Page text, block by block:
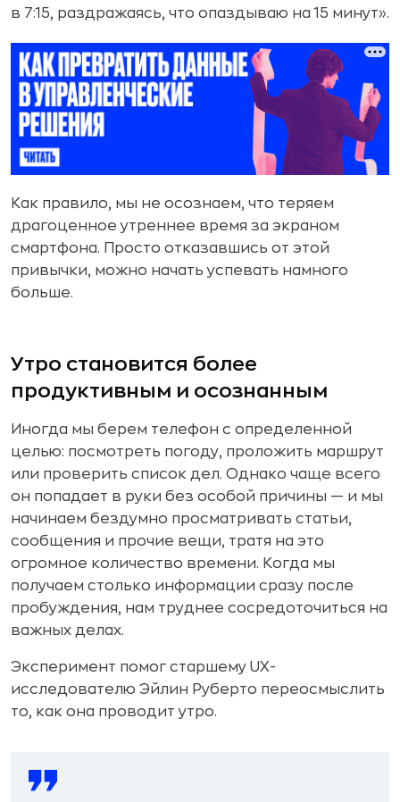
в 7:15, раздражаясь, что опаздываю на 15 минут».
Как правило, мы не осознаем, что теряем
драгоценное утреннее время за экраном
смартфона. Просто отказавшись от этой
привычки, можно начать успевать намного
больше.
Утро становится более
продуктивным и осознанным
Иногда мы берем телефон с определенной
целью: посмотреть погоду, проложить маршрут
или проверить список дел. Однако чаще всего
он попадает в руки без особой причины — и мы
начинаем бездумно просматривать статьи,
сообщения и прочие вещи, тратя на это
огромное количество времени. Когда мы
получаем столько информации сразу после
пробуждения, нам труднее сосредоточиться на
важных делах.
Эксперимент помог старшему UX-
исследователю Эйлин Руберто переосмыслить
то, как она проводит утро.